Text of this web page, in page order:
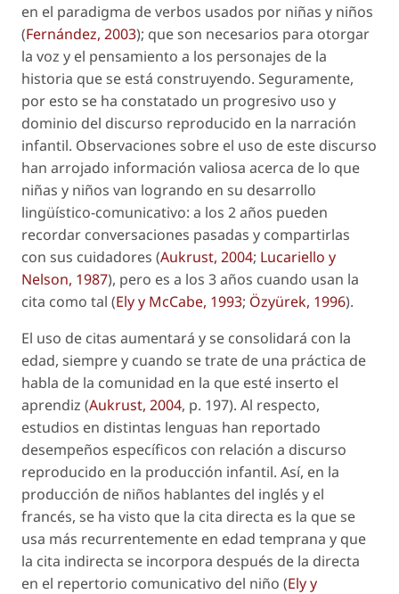
en el paradigma de verbos usados por niñas y niños
(Fernández, 2003); que son necesarios para otorgar
la voz y el pensamiento a los personajes de la
historia que se está construyendo. Seguramente,
por esto se ha constatado un progresivo uso y
dominio del discurso reproducido en la narración
infantil. Observaciones sobre el uso de este discurso
han arrojado información valiosa acerca de lo que
niñas y niños van logrando en su desarrollo
lingüístico-comunicativo: a los 2 años pueden
recordar conversaciones pasadas y compartirlas
con sus cuidadores (Aukrust, 2004; Lucariello y
Nelson, 1987), pero es a los 3 años cuando usan la
cita como tal (Ely y McCabe, 1993; Özyürek, 1996).
El uso de citas aumentará y se consolidará con la
edad, siempre y cuando se trate de una práctica de
habla de la comunidad en la que esté inserto el
aprendiz (Aukrust, 2004, p. 197). Al respecto,
estudios en distintas lenguas han reportado
desempeños específicos con relación a discurso
reproducido en la producción infantil. Así, en la
producción de niños hablantes del inglés y el
francés, se ha visto que la cita directa es la que se
usa más recurrentemente en edad temprana y que
la cita indirecta se incorpora después de la directa
en el repertorio comunicativo del niño (Ely y